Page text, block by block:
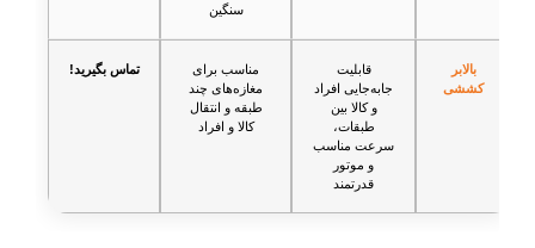
سنگین
بالابر
کششی
قابلیت
جابه‌جایی افراد
و کالا بین
طبقات،
سرعت مناسب
و موتور
قدرتمند
مناسب برای
مغازه‌های چند
طبقه و انتقال
کالا و افراد
تماس بگیرید!